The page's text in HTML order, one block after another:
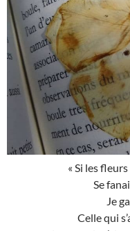
« Si les
Se
Je
Celle qui